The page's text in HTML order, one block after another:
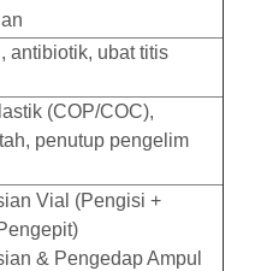
antibiotik, ubat titis
(COP/COC),
penutup pengelim
Vial (Pengisi +
& Pengedap Ampul